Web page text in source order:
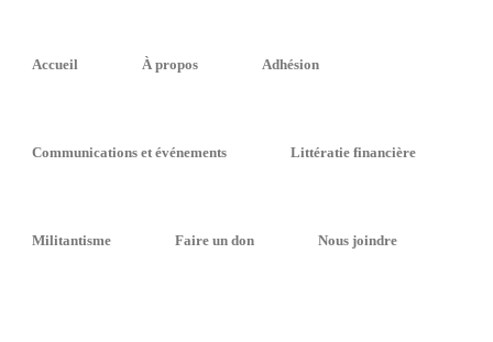
Accueil À propos Adhésion
Communications et événements Littératie financière
Militantisme Faire un don Nous joindre
Nos partenaires